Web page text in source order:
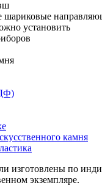
установить
камня
изготовлены по
экземпляре.